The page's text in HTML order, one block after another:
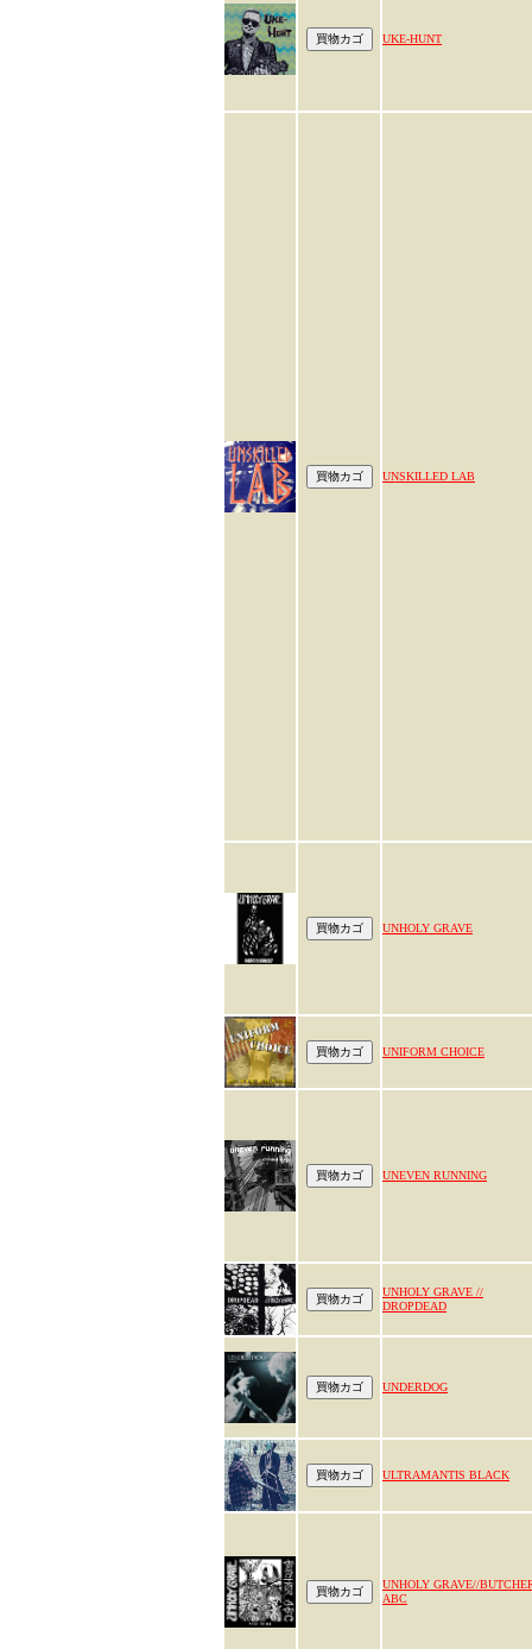
UKE-HUNT
UNSKILLED LAB
UNHOLY GRAVE
UNIFORM CHOICE
UNEVEN RUNNING
UNHOLY GRAVE //
DROPDEAD
UNDERDOG
ULTRAMANTIS BLACK
UNHOLY GRAVE//
ABC